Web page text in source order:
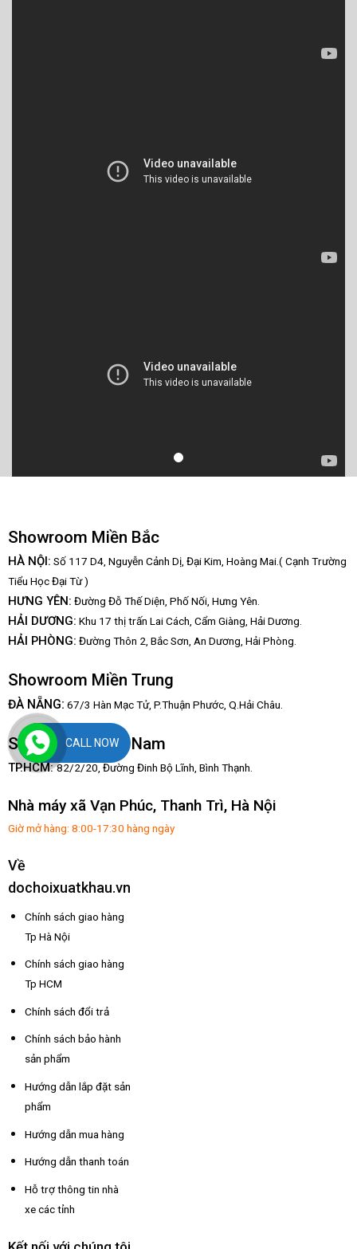
Showroom Miền Bắc
HÀ NỘI: Số 117 D4, Nguyễn Cảnh Dị, Đại Kim, Hoàng Mai.( Cạnh Trường
Tiểu Học Đại Từ )
HƯNG YÊN: Đường Đỗ Thế Diện, Phố Nối, Hưng Yên.
HẢI DƯƠNG: Khu 17 thị trấn Lai Cách, Cẩm Giàng, Hải Dương.
HẢI PHÒNG: Đường Thôn 2, Bắc Sơn, An Dương, Hải Phòng.
Showroom Miền Trung
ĐÀ NẴNG: 67/3 Hàn Mạc Tử, P.Thuận Phước, Q.Hải Châu.
Showroom Miền Nam
TP.HCM:82/2/20, Đường Đinh Bộ Lĩnh, Bình Thạnh.
Nhà máy xã Vạn Phúc, Thanh Trì, Hà Nội
Giờ mở hàng: 8:00-17:30 hàng ngày
Về
dochoixuatkhau.vn
Chính sách giao hàng
Tp Hà Nội
Chính sách giao hàng
Tp HCM
Chính sách đổi trả
Chính sách bảo hành
sản phẩm
Hướng dẫn lắp đặt sản
phẩm
Hướng dẫn mua hàng
Hướng dẫn thanh toán
Hỗ trợ thông tin nhà
xe các tỉnh
CALL NOW